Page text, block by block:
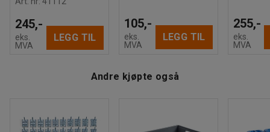
Husk å supplere med mellomstag for å øke stabiliteten,
dersom du henger seksjonen opp på en bæreskinne. Bruk
245,-
eks.
MVA
LEGG TIL
105,-
eks.
MVA
LEGG TIL
255,-
eks.
MVA
Andre kjøpte også